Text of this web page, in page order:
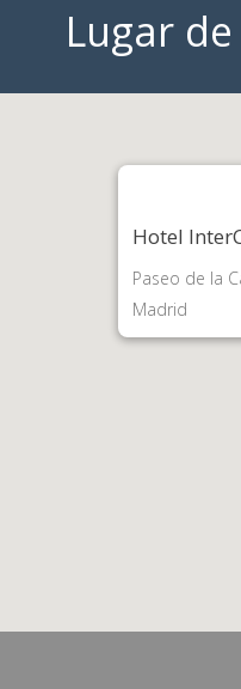
Lugar
Hotel
Paseo de la
Madrid